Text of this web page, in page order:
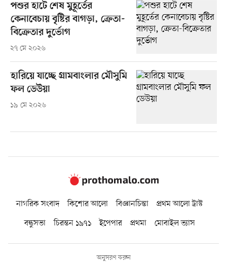
পশুর হাটে শেষ মুহূর্তের
কেনাবেচায় বৃষ্টির বাগড়া, ক্রেতা-
বিক্রেতার দুর্ভোগ
২৭ মে ২০২৬
হারিয়ে যাচ্ছে গ্রামবাংলার মৌসুমি
ফল ডেউয়া
১৯ মে ২০২৬
নাগরিক সংবাদ কিশোর আলো বিজ্ঞানচিন্তা
প্রথম আলো ট্রাস্ট
বন্ধুসভা
চিরন্তন ১৯৭১ ইপেপার প্রথমা মোবাইল ভ্যাস
অনুসরণ করুন